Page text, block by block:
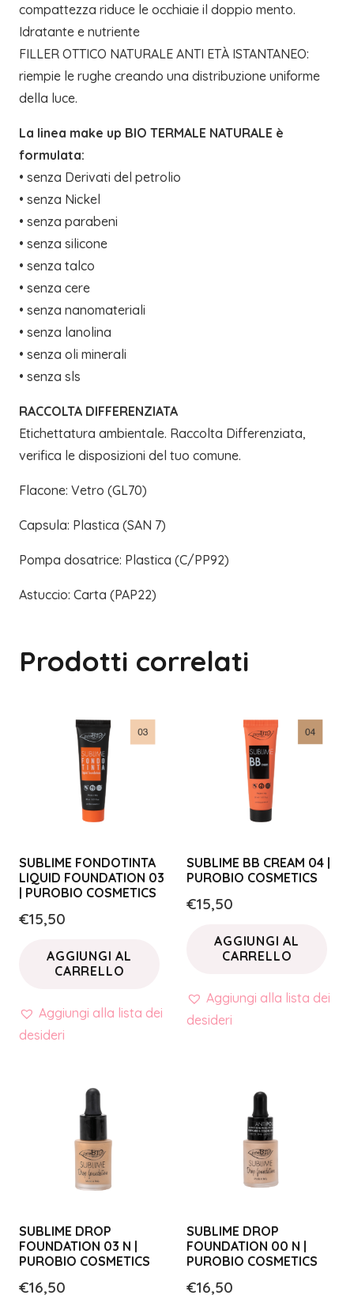
compattezza riduce le occhiaie il doppio mento.
Idratante e nutriente
FILLER OTTICO NATURALE ANTI ETÀ ISTANTANEO:
riempie le rughe creando una distribuzione uniforme
della luce.
La linea make up BIO TERMALE NATURALE è
formulata:
• senza Derivati del petrolio
• senza Nickel
• senza parabeni
• senza silicone
• senza talco
• senza cere
• senza nanomateriali
• senza lanolina
• senza oli minerali
• senza sls
RACCOLTA DIFFERENZIATA
Etichettatura ambientale. Raccolta Differenziata,
verifica le disposizioni del tuo comune.
Flacone: Vetro (GL70)
Capsula: Plastica (SAN 7)
Pompa dosatrice: Plastica (C/PP92)
Astuccio: Carta (PAP22)
Prodotti correlati
SUBLIME FONDOTINTA
LIQUID FOUNDATION 03
| PUROBIO COSMETICS
€15,50
AGGIUNGI AL
CARRELLO
Aggiungi alla lista dei
desideri
SUBLIME BB CREAM 04 |
PUROBIO COSMETICS
€15,50
AGGIUNGI AL
CARRELLO
Aggiungi alla lista dei
desideri
SUBLIME DROP
FOUNDATION 03 N |
PUROBIO COSMETICS
€16,50
SUBLIME DROP
FOUNDATION 00 N |
PUROBIO COSMETICS
€16,50